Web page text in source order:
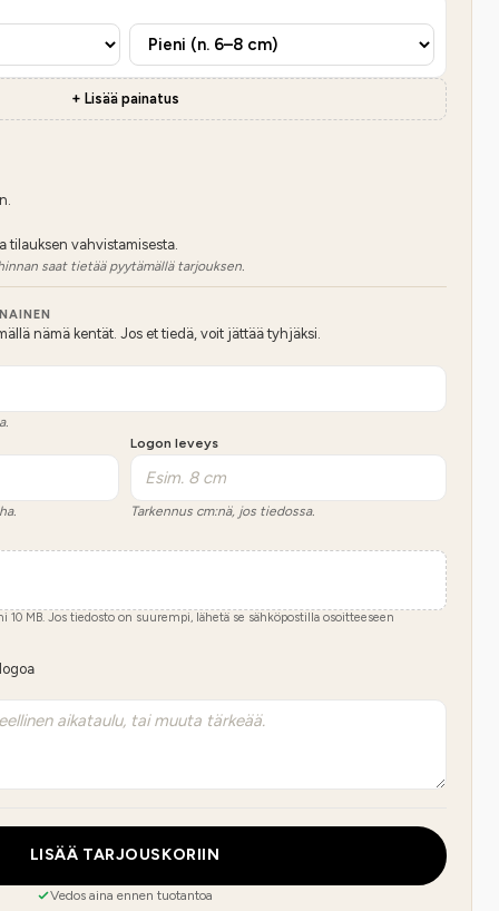
+ Lisää painatus
tilauksen vahvistamisesta.
saat tietää pyytämällä tarjouksen.
nämä kentät. Jos et tiedä, voit jättää tyhjäksi.
Logon leveys
Tarkennus cm:nä, jos tiedossa.
10 MB. Jos tiedosto on suurempi, lähetä se sähköpostilla osoitteeseen
LISÄÄ TARJOUSKORIIN
Vedos aina ennen tuotantoa